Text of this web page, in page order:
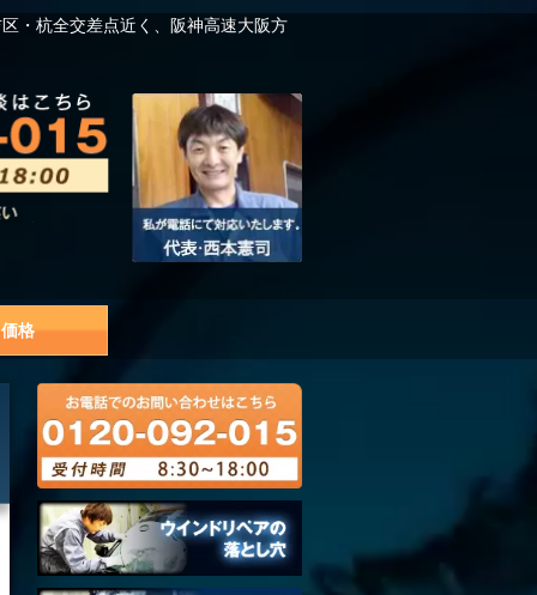
・杭全交差点近く、阪神高速大阪方
価格